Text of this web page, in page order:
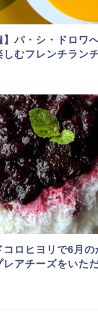
】パ・シ・ドロワ
むフレンチラン
コロヒヨリで6月
レアチーズをいた